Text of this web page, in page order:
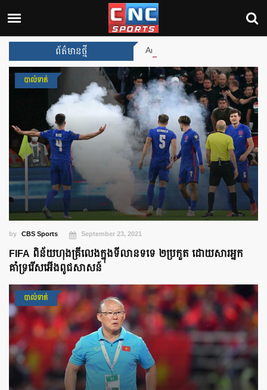
ព័ត៌មានថ្មី Arsenal បញ្ចប់ការរង់ចាំ ២២ ឆ្នាំ
បាល់ទាត់
by CBS Sports September 23, 2021
FIFA ពិន័យហុងគ្រីលេងក្នុងទីលានទទេ ២ប្រកួត ដោយសារអ្នក
គាំទ្ររើសអើងពូជសាសន៍
បាល់ទាត់